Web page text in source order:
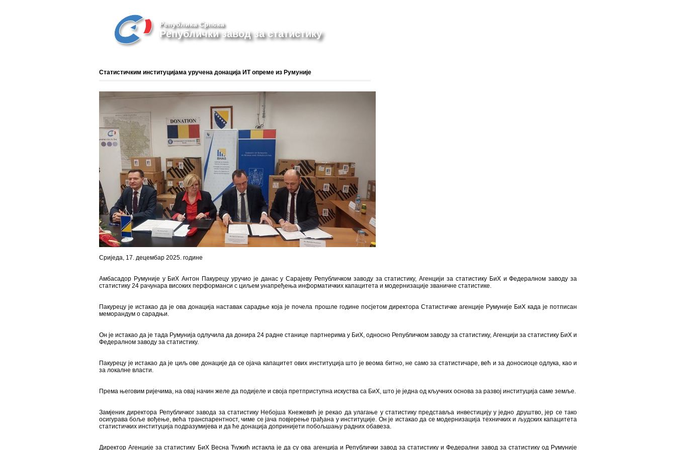
Република Српска
Републички завод за статистику
Статистичким институцијама уручена донација ИТ опреме из Румуније
Сриједа, 17. децембар 2025. године
Амбасадор Румуније у БиХ Антон Пакурецу уручио је данас у Сарајеву Републичком заводу за статистику, Агенцији за статистику БиХ и Федералном заводу за
статистику 24 рачунара високих перформанси с циљем унапређења информатичких капацитета и модернизације званичне статистике.
Пакурецу је истакао да је ова донација наставак сарадње која је почела прошле године посјетом директора Статистичке агенције Румуније БиХ када је потписан
меморандум о сарадњи.
Он је истакао да је тада Румунија одлучила да донира 24 радне станице партнерима у БиХ, односно Републичком заводу за статистику, Агенцији за статистику БиХ и
Федералном заводу за статистику.
Пакурецу је истакао да је циљ ове донације да се ојача капацитет ових институција што је веома битно, не само за статистичаре, већ и за доносиоце одлука, као и
за локалне власти.
Према његовим ријечима, на овај начин желе да подијеле и своја претприступна искуства са БиХ, што је једна од кључних основа за развој институција саме земље.
Замјеник директора Републичког завода за статистику Небојша Кнежевић је рекао да улагање у статистику представља инвестицију у једно друштво, јер се тако
осигурава боље вођење, већа транспарентност, чиме се јача повјерење грађана у институције. Он је истакао да се модернизација техничких и људских капацитета
статистичких институција подразумијева и да ће донација допринијети побољшању радних обавеза.
Директор Агенције за статистику БиХ Весна Ћужић истакла је да су ова агенција и Републички завод за статистику и Федерални завод за статистику од Румуније